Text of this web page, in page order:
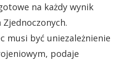
na każdy wynik
musi być uniezależnienie
podaje